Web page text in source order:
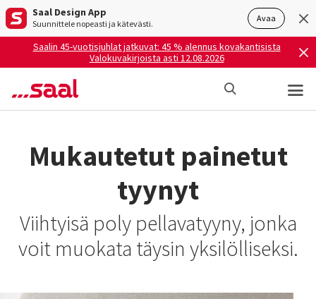
Saal Design App
Suunnittele nopeasti ja kätevästi. Avaa
Saalin 45-vuotisjuhlat jatkuvat: 45 % alennus kovakantisista
Valokuvakirjoista asti 12.08.2026
Mukautetut painetut
tyynyt
Viihtyisä poly pellavatyyny, jonka
voit muokata täysin yksilölliseksi.